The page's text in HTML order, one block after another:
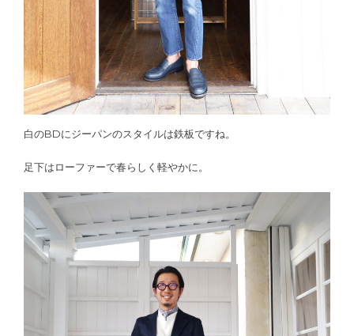
白のBDにジーパンのスタイルは鉄板ですね。
足下はローファーで春らしく軽やかに。